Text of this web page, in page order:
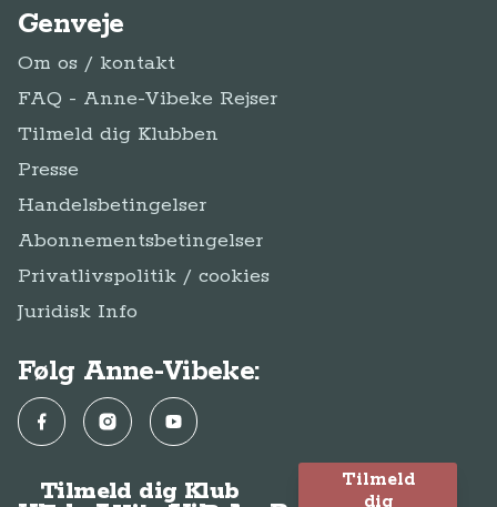
Genveje
Om os / kontakt
FAQ - Anne-Vibeke Rejser
Tilmeld dig Klubben
Presse
Handelsbetingelser
Abonnementsbetingelser
Privatlivspolitik / cookies
Juridisk Info
Følg Anne-Vibeke:
FacebookInstagramYouTube
Tilmeld dig Klub
Tilmeld
dig